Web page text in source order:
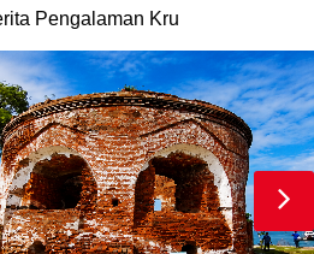
Pengalaman Kru